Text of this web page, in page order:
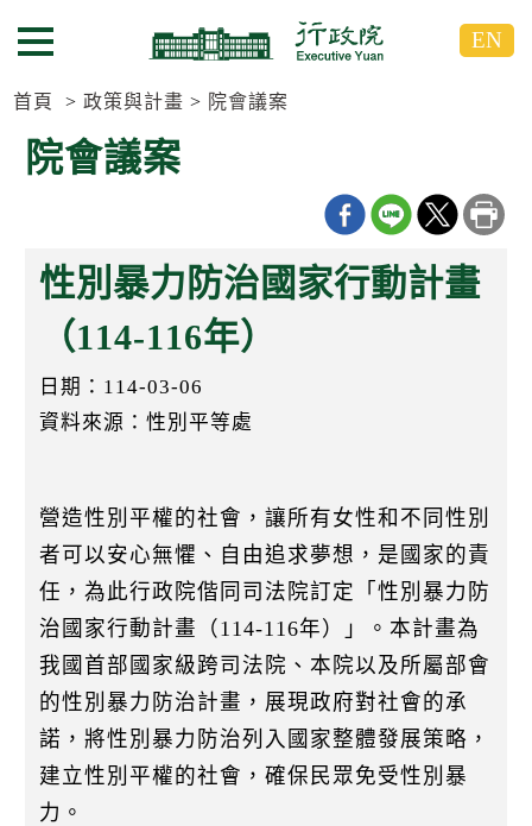
到
要
到
要
選單按鈕 EN
首頁 政策與計畫 院會議案
院會議案
性別暴力防治國家行動計畫
（114-116年）
日期：114-03-06
資料來源：性別平等處
營造性別平權的社會，讓所有女性和不同性別
者可以安心無懼、自由追求夢想，是國家的責
任，為此行政院偕同司法院訂定「性別暴力防
治國家行動計畫（114-116年）」。本計畫為
我國首部國家級跨司法院、本院以及所屬部會
的性別暴力防治計畫，展現政府對社會的承
諾，將性別暴力防治列入國家整體發展策略，
建立性別平權的社會，確保民眾免受性別暴
力。